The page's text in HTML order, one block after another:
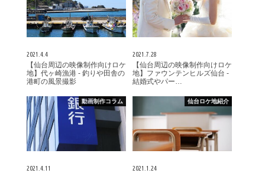
2021.4.4
【仙台周辺の映像制作向けロケ
地】代ヶ崎漁港 - 釣りや田舎の
港町の風景撮影
2021.7.28
【仙台周辺の映像制作向けロケ
地】ファウンテンヒルズ仙台 -
結婚式やパー…
動画制作コラム
2021.4.11
仙台ロケ地紹介
2021.1.24